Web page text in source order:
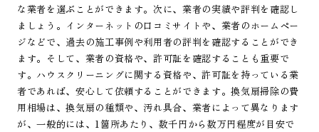
な業者を選ぶことができます。次に、業者の実績や評判を確認し
ましょう。インターネットの口コミサイトや、業者のホームペー
ジなどで、過去の施工事例や利用者の評判を確認することができ
ます。そして、業者の資格や、許可証を確認することも重要で
す。ハウスクリーニングに関する資格や、許可証を持っている業
者であれば、安心して依頼することができます。換気扇掃除の費
用相場は、換気扇の種類や、汚れ具合、業者によって異なります
が、一般的には、1箇所あたり、数千円から数万円程度が目安で